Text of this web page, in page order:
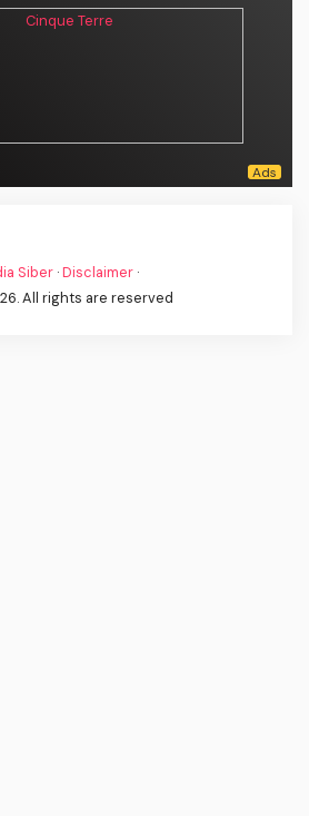
Siber ·Disclaimer ·
All rights are reserved